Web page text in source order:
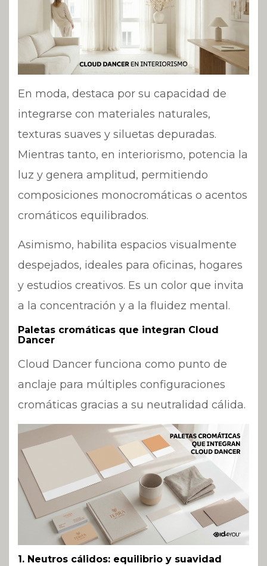
En moda, destaca por su capacidad de
integrarse con materiales naturales,
texturas suaves y siluetas depuradas.
Mientras tanto, en interiorismo, potencia la
luz y genera amplitud, permitiendo
composiciones monocromáticas o acentos
cromáticos equilibrados.
Asimismo, habilita espacios visualmente
despejados, ideales para oficinas, hogares
y estudios creativos. Es un color que invita
a la concentración y a la fluidez mental.
Paletas cromáticas que integran Cloud
Dancer
Cloud Dancer funciona como punto de
anclaje para múltiples configuraciones
cromáticas gracias a su neutralidad cálida.
1. Neutros cálidos: equilibrio y suavidad